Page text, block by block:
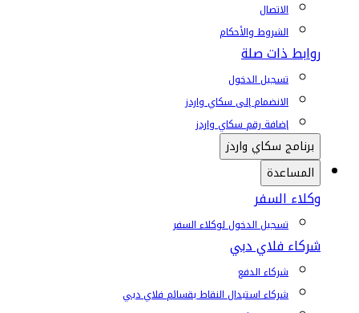
الاتصال
الشروط والأحكام
روابط ذات صلة
تسجيل الدخول
الانضمام إلى سكاي واردز
إضافة رقم سكاي واردز
برنامج سكاي واردز
المساعدة
وكلاء السفر
تسجيل الدخول لوكلاء السفر
شركاء فلاي دبي
شركاء الدفع
شركاء استبدال النقاط بقسائم فلاي دبي